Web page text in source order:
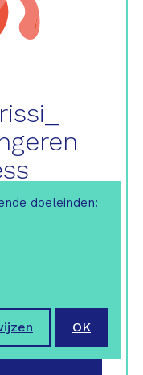
...
doeleinden:
OK